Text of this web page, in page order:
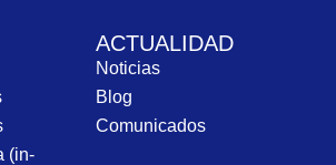
(in-
ACTUALIDAD
Noticias
Blog
Comunicados